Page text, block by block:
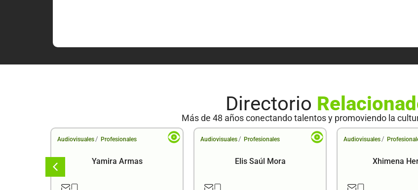
Directorio
Más de 48 años conectando talentos y promoviendo la
Audiovisuales / Profesionales
Yamira Armas
Audiovisuales / Profesionales
Elis Saúl Mora
Audiovisuales /
Xhimena